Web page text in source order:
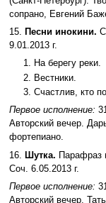
сопрано, Евгений
15. Песни инокини.
9.01.2013 г.
1. На берегу реки.
2. Вестники.
3. Счастлив, кто
Первое исполнение:
Авторский вечер.
фортепиано.
16.
Шутка. Парафраз
Соч. 6.05.2013 г.
Первое исполнение:
Авторский вечер.